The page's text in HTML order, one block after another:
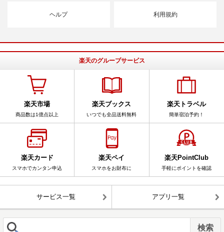
ヘルプ 利用規約
楽天のグループサービス
楽天市場
商品数は1億点以上
楽天ブックス
いつでも全品送料無料
楽天トラベル
簡単宿泊予約！
楽天カード
スマホでカンタン申込
楽天ペイ
スマホをお財布に
楽天PointClub
手軽にポイントを確認
サービス一覧 アプリ一覧